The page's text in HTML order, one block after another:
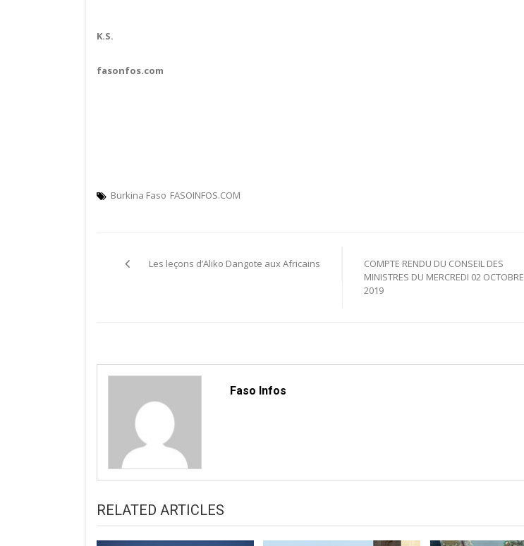
K.S.
fasonfos.com
Burkina Faso FASOINFOS.COM
de
Les leçons d’Aliko Dangote aux Africains
COMPTE RENDU DU CONSEIL DES
MINISTRES DU MERCREDI 02 OCTOBRE
2019
Faso Infos
RELATED ARTICLES